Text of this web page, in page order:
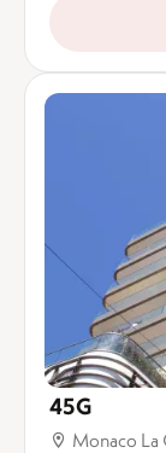
45G
Monaco La